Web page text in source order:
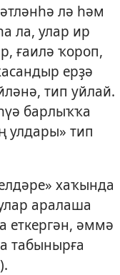
лә һәм
ла, улар ир
ғаилә ҡороп,
ерҙә
тип уйлай.
барлыҡҡа
улдары» тип
хаҡында
аралаша
еткергән, әммә
табынырға
).